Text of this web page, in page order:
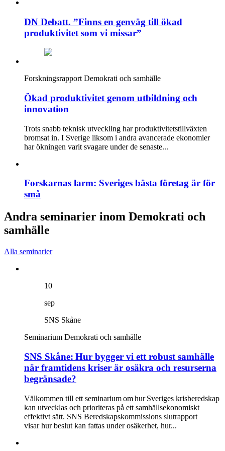
DN Debatt. ”Finns en genväg till ökad
produktivitet som vi missar”
Forskningsrapport Demokrati och samhälle
Ökad produktivitet genom utbildning och
innovation
Trots snabb teknisk utveckling har produktivitetstillväxten
bromsat in. I Sverige liksom i andra avancerade ekonomier
har ökningen varit svagare under de senaste...
Forskarnas larm: Sveriges bästa företag är för
små
Andra seminarier inom Demokrati och
samhälle
Alla seminarier
10
sep
SNS Skåne
Seminarium Demokrati och samhälle
SNS Skåne: Hur bygger vi ett robust samhälle
när framtidens kriser är osäkra och resurserna
begränsade?
Välkommen till ett seminarium om hur Sveriges krisberedskap
kan utvecklas och prioriteras på ett samhällsekonomiskt
effektivt sätt. SNS Beredskapskommissions slutrapport
visar hur beslut kan fattas under osäkerhet, hur...